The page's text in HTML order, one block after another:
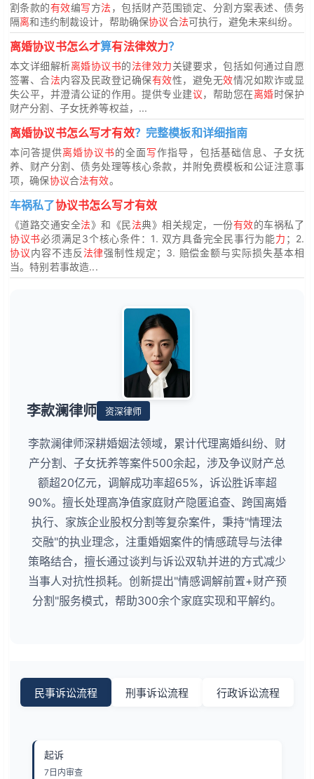
割条款的有效编写方法，包括财产范围锁定、分割方案表述、债务
隔离和违约制裁设计，帮助确保协议合法可执行，避免未来纠纷。
离婚协议书怎么才算有法律效力？
本文详细解析离婚协议书的法律效力关键要求，包括如何通过自愿
签署、合法内容及民政登记确保有效性，避免无效情况如欺诈或显
失公平，并澄清公证的作用。提供专业建议，帮助您在离婚时保护
财产分割、子女抚养等权益，...
离婚协议书怎么写才有效？完整模板和详细指南
本问答提供离婚协议书的全面写作指导，包括基础信息、子女抚
养、财产分割、债务处理等核心条款，并附免费模板和公证注意事
项，确保协议合法有效。
车祸私了协议书怎么写才有效
《道路交通安全法》和《民法典》相关规定，一份有效的车祸私了
协议书必须满足3个核心条件：1. 双方具备完全民事行为能力 ；2.
协议内容不违反 法律强制性规定；3. 赔偿金额与实际损失基本相
当。特别若事故造...
李款澜律师 资深律师
李款澜律师深耕婚姻法领域，累计代理离婚纠纷、财
产分割、子女抚养等案件500余起，涉及争议财产总
额超20亿元，调解成功率超65%，诉讼胜诉率超
90%。擅长处理高净值家庭财产隐匿追查、跨国离婚
执行、家族企业股权分割等复杂案件，秉持"情理法
交融"的执业理念，注重婚姻案件的情感疏导与法律
策略结合，擅长通过谈判与诉讼双轨并进的方式减少
当事人对抗性损耗。创新提出"情感调解前置+财产预
分割"服务模式，帮助300余个家庭实现和平解约。
民事诉讼流程 刑事诉讼流程 行政诉讼流程
起诉
7日内审查